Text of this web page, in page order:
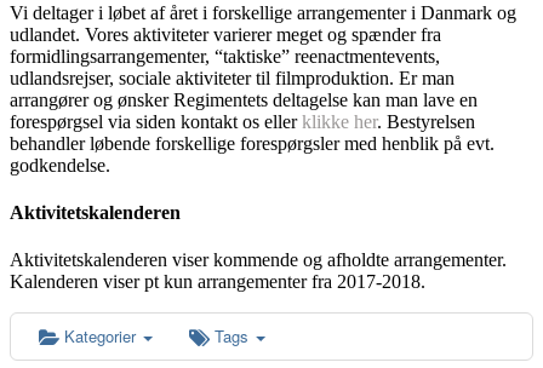
Vi deltager i løbet af året i forskellige arrangementer i Danmark og
udlandet. Vores aktiviteter varierer meget og spænder fra
formidlingsarrangementer, “taktiske” reenactmentevents,
udlandsrejser, sociale aktiviteter til filmproduktion. Er man
arrangører og ønsker Regimentets deltagelse kan man lave en
forespørgsel via siden kontakt os ellerklikke her. Bestyrelsen
behandler løbende forskellige forespørgsler med henblik på evt.
godkendelse.
Aktivitetskalenderen
Aktivitetskalenderen viser kommende og afholdte arrangementer.
Kalenderen viser pt kun arrangementer fra 2017-2018.
Kategorier Tags